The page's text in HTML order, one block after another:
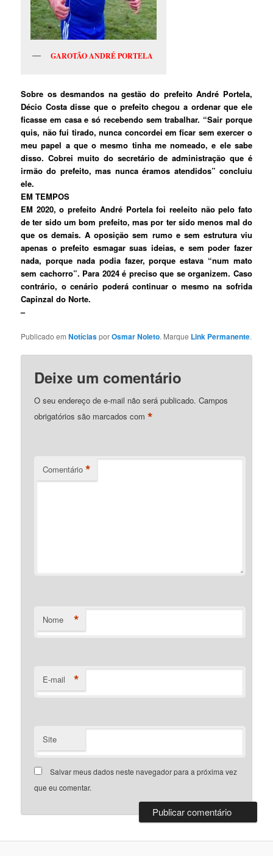
GAROTÃO ANDRÉ PORTELA
Sobre os desmandos na gestão do prefeito André Portela,
Décio Costa disse que o prefeito chegou a ordenar que ele
ficasse em casa e só recebendo sem trabalhar. “Sair porque
quis, não fui tirado, nunca concordei em ficar sem exercer o
meu papel a que o mesmo tinha me nomeado, e ele sabe
disso. Cobrei muito do secretário de administração que é
irmão do prefeito, mas nunca éramos atendidos” concluiu
ele.
EM TEMPOS
EM 2020, o prefeito André Portela foi reeleito não pelo fato
de ter sido um bom prefeito, mas por ter sido menos mal do
que os demais. A oposição sem rumo e sem estrutura viu
apenas o prefeito esmagar suas ideias, e sem poder fazer
nada, porque nada podia fazer, porque estava “num mato
sem cachorro”. Para 2024 é preciso que se organizem. Caso
contrário, o cenário poderá continuar o mesmo na sofrida
Capinzal do Norte.
–
Publicado emNotíciasporOsmar Noleto. Marque Link Permanente.
Deixe um comentário
O seu endereço de e-mail não será publicado. Campos
obrigatórios são marcados com*
Comentário *
Nome *
E-mail *
Site
Salvar meus dados neste navegador para a próxima vez
que eu comentar.